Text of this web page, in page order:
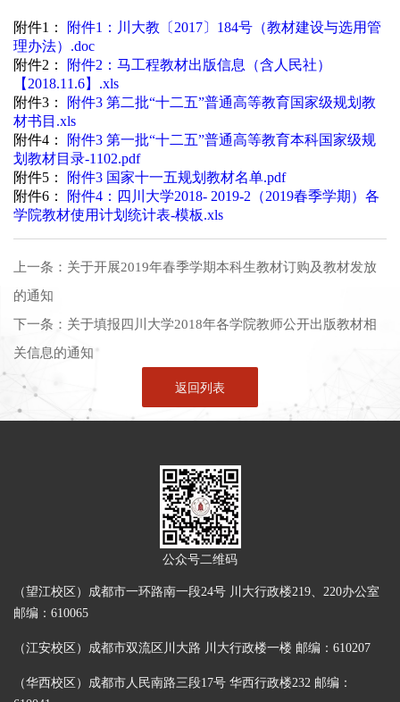
附件1：
附件1：川大教〔2017〕184号（教材建设与选用管
理办法）.doc
附件2：
附件2：马工程教材出版信息（含人民社）
【2018.11.6】.xls
附件3：
附件3 第二批“十二五”普通高等教育国家级规划教
材书目.xls
附件4：
附件3 第一批“十二五”普通高等教育本科国家级规
划教材目录-1102.pdf
附件5：
附件3 国家十一五规划教材名单.pdf
附件6：
附件4：四川大学2018- 2019-2（2019春季学期）各
学院教材使用计划统计表-模板.xls
上一条： 关于开展2019年春季学期本科生教材订购及教材发放
的通知
下一条： 关于填报四川大学2018年各学院教师公开出版教材相
关信息的通知
返回列表
公众号二维码
（望江校区）成都市一环路南一段24号 川大行政楼219、220办公室
邮编：610065
（江安校区）成都市双流区川大路 川大行政楼一楼 邮编：610207
（华西校区）成都市人民南路三段17号 华西行政楼232 邮编：